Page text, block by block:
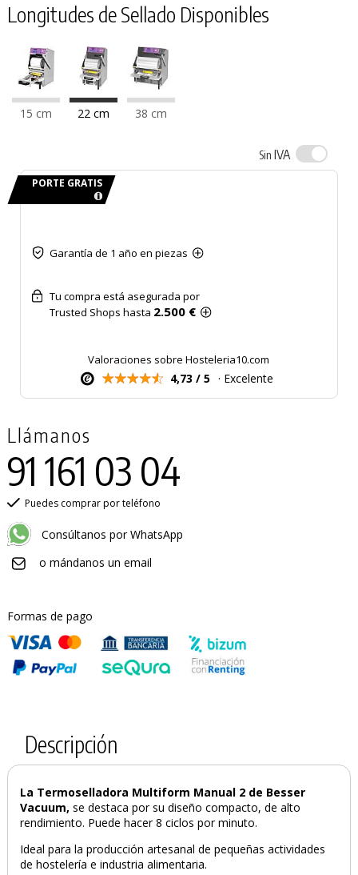
Longitudes de Sellado Disponibles
15 cm 22 cm 38 cm
Sin IVA
PORTE GRATIS
Garantía de 1 año en piezas
Tu compra está asegurada por
Trusted Shops hasta 2.500 €
Valoraciones sobre Hosteleria10.com
4,73 / 5 · Excelente
Llámanos
91 161 03 04
Puedes comprar por teléfono
Consúltanos por WhatsApp
o mándanos un email
Formas de pago
Descripción
La Termoselladora Multiform Manual 2 de Besser
Vacuum, se destaca por su diseño compacto, de alto
rendimiento. Puede hacer 8 ciclos por minuto.
Ideal para la producción artesanal de pequeñas actividades
de hostelería e industria alimentaria.